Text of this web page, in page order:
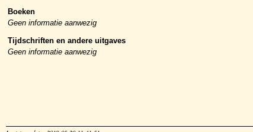
Boeken
Geen informatie aanwezig
Tijdschriften en andere uitgaves
Geen informatie aanwezig